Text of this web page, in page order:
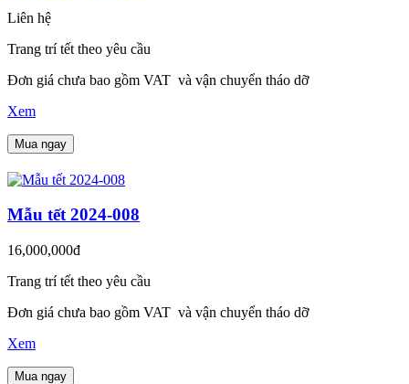
Liên hệ
Trang trí tết theo yêu cầu
Đơn giá chưa bao gồm VAT và vận chuyển tháo dỡ
Xem
Mua ngay
Mẫu tết 2024-008
16,000,000đ
Trang trí tết theo yêu cầu
Đơn giá chưa bao gồm VAT và vận chuyển tháo dỡ
Xem
Mua ngay